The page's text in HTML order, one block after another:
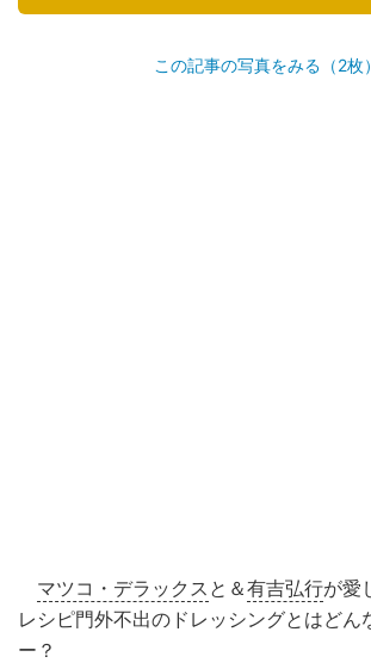
この記事の写真をみる（2枚）
マツコ・デラックス と＆有吉弘行が愛
レシピ門外不出のドレッシングとはどん
ー？